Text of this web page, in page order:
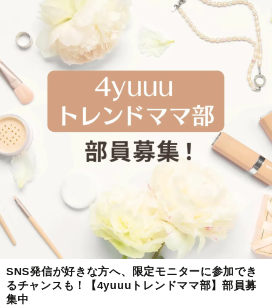
SNS発信が好きな方へ、限定モニターに参加でき
るチャンスも！【4yuuuトレンドママ部】部員募
集中